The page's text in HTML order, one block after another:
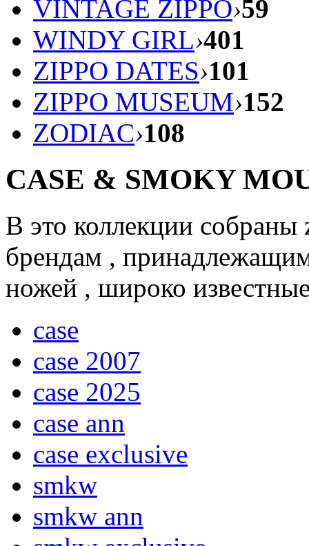
VINTAGE ZIPPO›59
WINDY GIRL›401
ZIPPO DATES›101
ZIPPO MUSEUM›152
ZODIAC›108
CASE & SMOKY
В это коллекции
брендам ,
ножей , широко
case
case 2007
case 2025
case ann
case exclusive
smkw
smkw ann